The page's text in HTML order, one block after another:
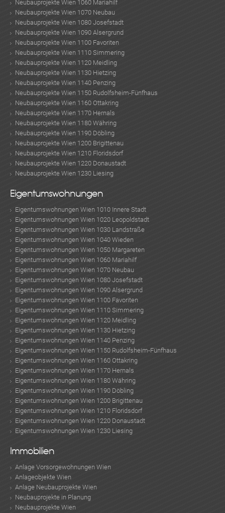
Neubauprojekte Wien 1060 Mariahilf
Neubauprojekte Wien 1070 Neubau
Neubauprojekte Wien 1080 Josefstadt
Neubauprojekte Wien 1090 Alsergrund
Neubauprojekte Wien 1100 Favoriten
Neubauprojekte Wien 1110 Simmering
Neubauprojekte Wien 1120 Meidling
Neubauprojekte Wien 1130 Hietzing
Neubauprojekte Wien 1140 Penzing
Neubauprojekte Wien 1150 Rudolfsheim-Fünfhaus
Neubauprojekte Wien 1160 Ottakring
Neubauprojekte Wien 1170 Hernals
Neubauprojekte Wien 1180 Währing
Neubauprojekte Wien 1190 Döbling
Neubauprojekte Wien 1200 Brigittenau
Neubauprojekte Wien 1210 Floridsdorf
Neubauprojekte Wien 1220 Donaustadt
Neubauprojekte Wien 1230 Liesing
Eigentumswohnungen
Eigentumswohnungen Wien 1010 Innere Stadt
Eigentumswohnungen Wien 1020 Leopoldstadt
Eigentumswohnungen Wien 1030 Landstraße
Eigentumswohnungen Wien 1040 Wieden
Eigentumswohnungen Wien 1050 Margareten
Eigentumswohnungen Wien 1060 Mariahilf
Eigentumswohnungen Wien 1070 Neubau
Eigentumswohnungen Wien 1080 Josefstadt
Eigentumswohnungen Wien 1090 Alsergrund
Eigentumswohnungen Wien 1100 Favoriten
Eigentumswohnungen Wien 1110 Simmering
Eigentumswohnungen Wien 1120 Meidling
Eigentumswohnungen Wien 1130 Hietzing
Eigentumswohnungen Wien 1140 Penzing
Eigentumswohnungen Wien 1150 Rudolfsheim-Fünfhaus
Eigentumswohnungen Wien 1160 Ottakring
Eigentumswohnungen Wien 1170 Hernals
Eigentumswohnungen Wien 1180 Währing
Eigentumswohnungen Wien 1190 Döbling
Eigentumswohnungen Wien 1200 Brigittenau
Eigentumswohnungen Wien 1210 Floridsdorf
Eigentumswohnungen Wien 1220 Donaustadt
Eigentumswohnungen Wien 1230 Liesing
Immobilien
Anlage Vorsorgewohnungen Wien
Anlageobjekte Wien
Anlage Neubauprojekte Wien
Neubauprojekte in Planung
Neubauprojekte Wien